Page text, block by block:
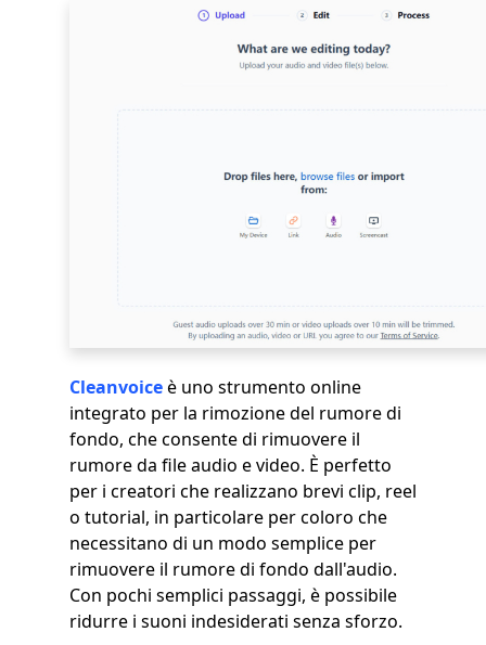
Cleanvoiceè uno strumento online
integrato per la rimozione del rumore di
fondo, che consente di rimuovere il
rumore da file audio e video. È perfetto
per i creatori che realizzano brevi clip, reel
o tutorial, in particolare per coloro che
necessitano di un modo semplice per
rimuovere il rumore di fondo dall'audio.
Con pochi semplici passaggi, è possibile
ridurre i suoni indesiderati senza sforzo.